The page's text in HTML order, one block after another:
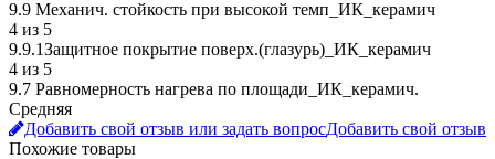
9.9 Механич. стойкость при высокой темп_ИК_керамич
4 из 5
9.9.1Защитное покрытие поверх.(глазурь)_ИК_керамич
4 из 5
9.7 Равномерность нагрева по площади_ИК_керамич.
Средняя
Добавить свой отзыв или задать вопросДобавить свой отзыв
Похожие товары